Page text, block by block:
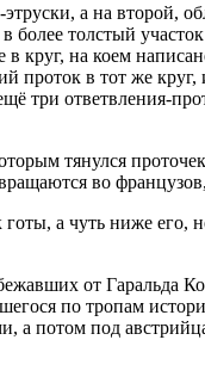
а на второй,
толстый
круг, на коем
проток в тот же
три ответвления-
тянулся
во
а чуть ниже его,
от Гаральда
по тропам
а потом под